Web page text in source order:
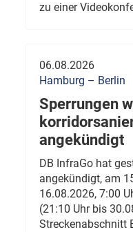
zu einer
06.08.2026
Hamburg – Berlin
Sperrungen
angekündigt
DB InfraGo hat
angekündigt, am
16.08.2026, 7:00
(21:10 Uhr bis
Streckenabschnitt